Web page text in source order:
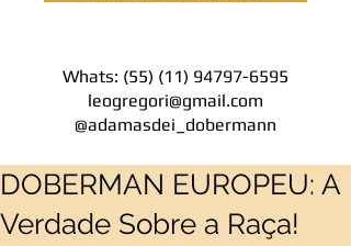
Whats: (55) (11) 94797-6595
leogregori@gmail.com
@adamasdei_dobermann
DOBERMAN EUROPEU: A
Verdade Sobre a Raça!